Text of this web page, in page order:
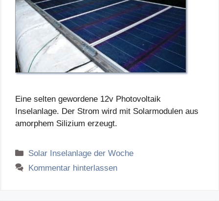
Eine selten gewordene 12v Photovoltaik
Inselanlage. Der Strom wird mit Solarmodulen aus
amorphem Silizium erzeugt.
Kategorien
Solar Inselanlage der Woche
Kommentar hinterlassen